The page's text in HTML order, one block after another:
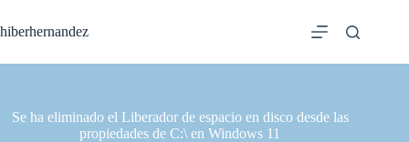
al
contenido
hiberhernandez
Se ha eliminado el Liberador de espacio en disco desde las
propiedades de C:\ en Windows 11